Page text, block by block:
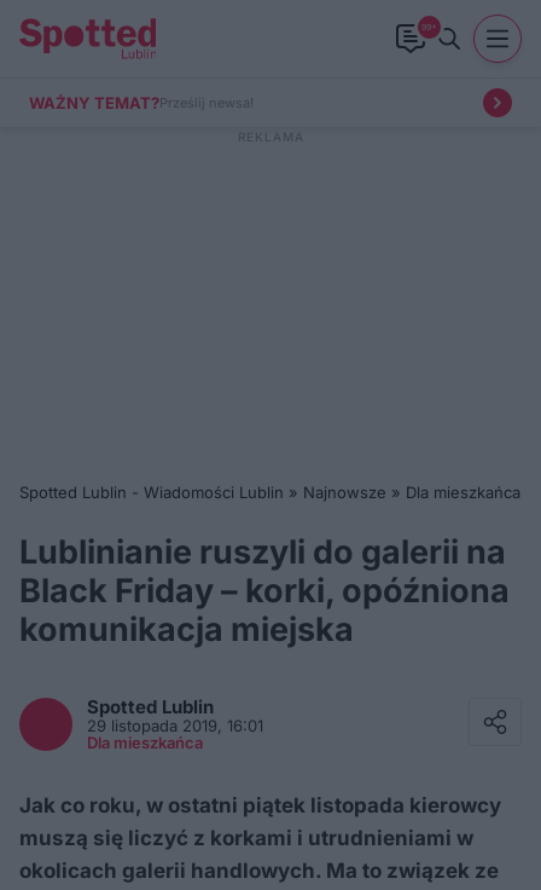
99+
WAŻNY TEMAT?Prześlij newsa!
Spotted Lublin - Wiadomości Lublin » Najnowsze » Dla mieszkańca
Lublinianie ruszyli do galerii na
Black Friday – korki, opóźniona
komunikacja miejska
Spotted Lublin
29 listopada 2019, 16:01
Dla mieszkańca
Jak co roku, w ostatni piątek listopada kierowcy
muszą się liczyć z korkami i utrudnieniami w
okolicach galerii handlowych. Ma to związek ze